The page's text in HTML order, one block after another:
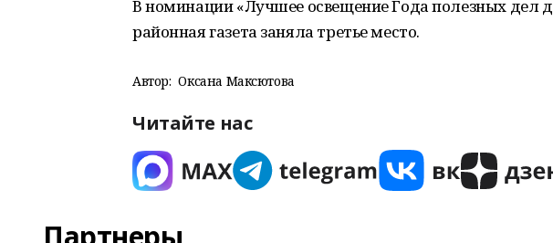
В номинации «Лучшее освещение Года полезных дел
районная газета заняла третье место.
Автор: Оксана Максютова
Читайте нас